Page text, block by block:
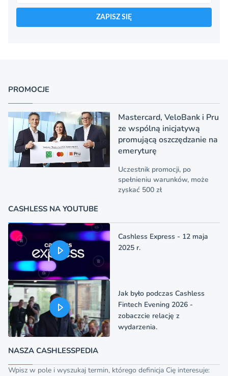
ZAPISZ SIĘ
PROMOCJE
Mastercard, VeloBank i Pru
ze wspólną inicjatywą
promującą oszczędzanie na
emeryturę
Uczestnik promocji, po
spełnieniu warunków, może
zyskać 500 zł
CASHLESS NA YOUTUBE
Cashless Express - 12 maja
2025 r.
Jak było podczas Cashless
Fintech Evening 2026 -
zobaczcie relację z
wydarzenia.
NASZA CASHLESSPEDIA
Wpisz w pole i wyszukaj termin, którego definicja Cię interesuje: